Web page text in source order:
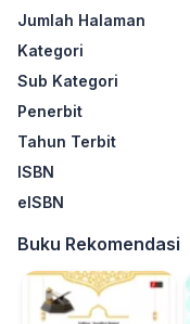
Jumlah Halaman
Kategori
Sub Kategori
Penerbit
Tahun Terbit
ISBN
eISBN
Buku Rekomendasi